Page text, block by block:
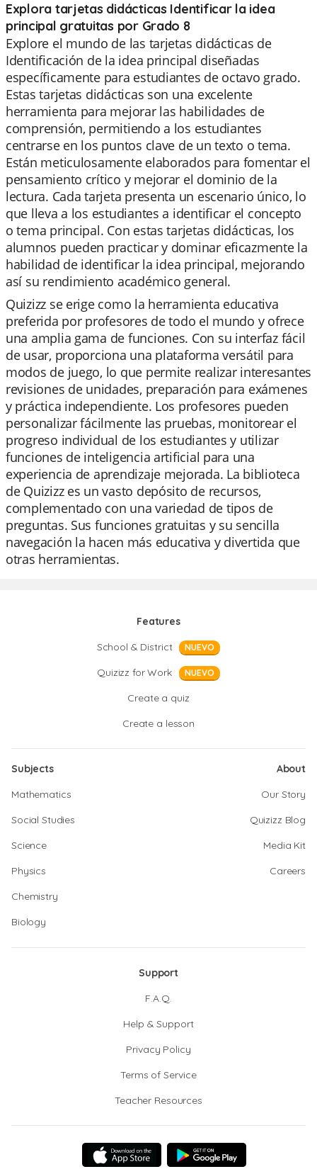
Explora tarjetas didácticas Identificar la idea
principal gratuitas por Grado 8
Explore el mundo de las tarjetas didácticas de
Identificación de la idea principal diseñadas
específicamente para estudiantes de octavo grado.
Estas tarjetas didácticas son una excelente
herramienta para mejorar las habilidades de
comprensión, permitiendo a los estudiantes
centrarse en los puntos clave de un texto o tema.
Están meticulosamente elaborados para fomentar el
pensamiento crítico y mejorar el dominio de la
lectura. Cada tarjeta presenta un escenario único, lo
que lleva a los estudiantes a identificar el concepto
o tema principal. Con estas tarjetas didácticas, los
alumnos pueden practicar y dominar eficazmente la
habilidad de identificar la idea principal, mejorando
así su rendimiento académico general.
Quizizz se erige como la herramienta educativa
preferida por profesores de todo el mundo y ofrece
una amplia gama de funciones. Con su interfaz fácil
de usar, proporciona una plataforma versátil para
modos de juego, lo que permite realizar interesantes
revisiones de unidades, preparación para exámenes
y práctica independiente. Los profesores pueden
personalizar fácilmente las pruebas, monitorear el
progreso individual de los estudiantes y utilizar
funciones de inteligencia artificial para una
experiencia de aprendizaje mejorada. La biblioteca
de Quizizz es un vasto depósito de recursos,
complementado con una variedad de tipos de
preguntas. Sus funciones gratuitas y su sencilla
navegación la hacen más educativa y divertida que
otras herramientas.
Features
School & District
NUEVO
Quizizz for Work NUEVO
Create a quiz
Create a lesson
Subjects
Mathematics
Social Studies
Science
Physics
Chemistry
Biology
About
Our Story
Quizizz Blog
Media Kit
Careers
Support
F.A.Q.
Help & Support
Privacy Policy
Terms of Service
Teacher Resources